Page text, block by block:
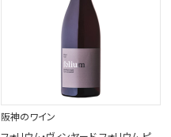
阪神のワイン